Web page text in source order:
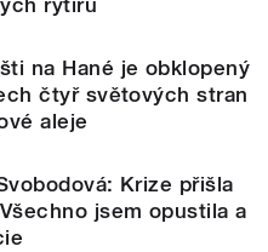
rytířů
na Hané je obklopený
čtyř světových stran
aleje
Krize přišla
jsem opustila a